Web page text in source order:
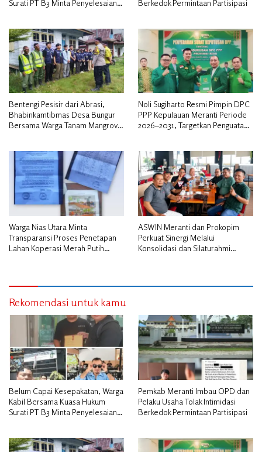
Surati PT B3 Minta Penyelesaian
Berkedok Permintaan Partisipasi
Bentengi Pesisir dari Abrasi,
Bhabinkamtibmas Desa Bungur
Bersama Warga Tanam Mangrove
Noli Sugiharto Resmi Pimpin DPC
PPP Kepulauan Meranti Periode
2026–2031, Targetkan Penguatan
Warga Nias Utara Minta
Transparansi Proses Penetapan
Lahan Koperasi Merah Putih
ASWIN Meranti dan Prokopim
Perkuat Sinergi Melalui
Konsolidasi dan Silaturahmi
Rekomendasi untuk kamu
Belum Capai Kesepakatan, Warga
Kabil Bersama Kuasa Hukum
Surati PT B3 Minta Penyelesaian
Pemkab Meranti Imbau OPD dan
Pelaku Usaha Tolak Intimidasi
Berkedok Permintaan Partisipasi